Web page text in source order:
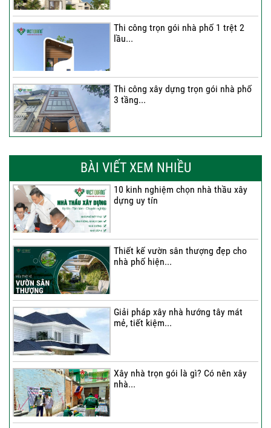
Thi công trọn gói nhà phố 1 trệt 2
lầu...
Thi công xây dựng trọn gói nhà phố
3 tầng...
Anh...
BÀI VIẾT XEM NHIỀU
10 kinh nghiệm chọn nhà thầu xây
dựng uy tín
Thiết kế vườn sân thượng đẹp cho
nhà phố hiện...
Giải pháp xây nhà hướng tây mát
mẻ, tiết kiệm...
Xây nhà trọn gói là gì? Có nên xây
nhà...